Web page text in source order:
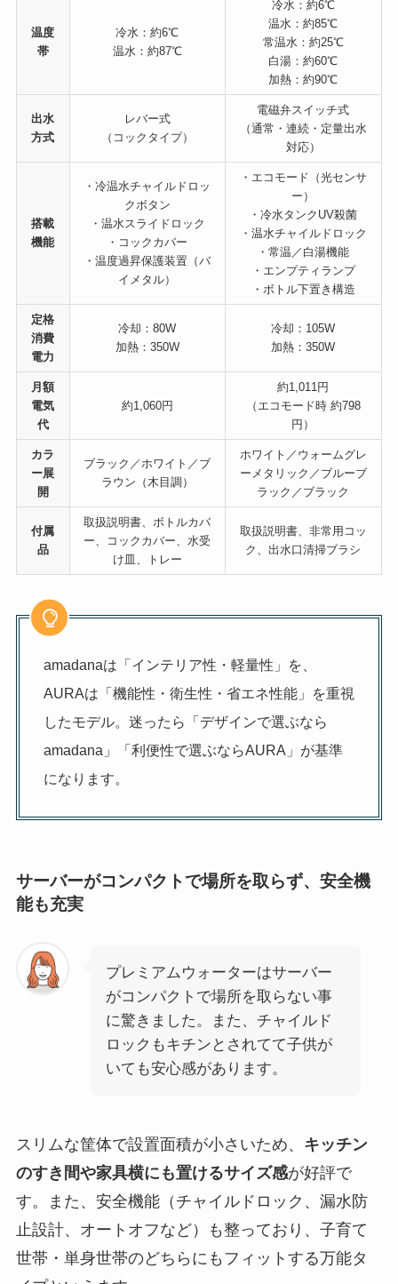
温度
帯
冷水：約6℃
温水：約87℃
冷水：約6℃
温水：約85℃
常温水：約25℃
白湯：約60℃
加熱：約90℃
出水
方式
レバー式
（コックタイプ）
電磁弁スイッチ式
（通常・連続・定量出水
対応）
搭載
機能
・冷温水チャイルドロッ
クボタン
・温水スライドロック
・コックカバー
・温度過昇保護装置（バ
イメタル）
・エコモード（光センサ
ー）
・冷水タンクUV殺菌
・温水チャイルドロック
・常温／白湯機能
・エンプティランプ
・ボトル下置き構造
定格
消費
電力
冷却：80W
加熱：350W
冷却：105W
加熱：350W
月額
電気
代
約1,060円
約1,011円
（エコモード時 約798
円）
カラ
ー展
開
ブラック／ホワイト／ブ
ラウン（木目調）
ホワイト／ウォームグレ
ーメタリック／ブルーブ
ラック／ブラック
付属
品
取扱説明書、ボトルカバ
ー、コックカバー、水受
け皿、トレー
取扱説明書、非常用コッ
ク、出水口清掃ブラシ
amadanaは「インテリア性・軽量性」を、
AURAは「機能性・衛生性・省エネ性能」を重視
したモデル。迷ったら「デザインで選ぶなら
amadana」「利便性で選ぶならAURA」が基準
になります。
サーバーがコンパクトで場所を取らず、安全機
能も充実
プレミアムウォーターはサーバー
がコンパクトで場所を取らない事
に驚きました。また、チャイルド
ロックもキチンとされてて子供が
いても安心感があります。
スリムな筐体で設置面積が小さいため、 キッチン
のすき間や家具横にも置けるサイズ感が好評で
す。また、安全機能（チャイルドロック、漏水防
止設計、オートオフなど）も整っており、子育て
世帯・単身世帯のどちらにもフィットする万能タ